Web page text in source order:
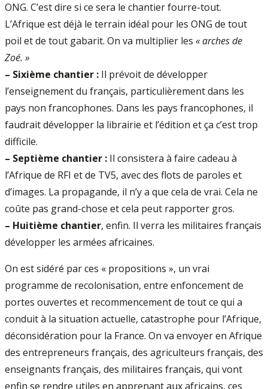
ONG. C’est dire si ce sera le chantier fourre-tout.
L’Afrique est déjà le terrain idéal pour les ONG de tout
poil et de tout gabarit. On va multiplier les « arches de
Zoé. »
– Sixième chantier : Il prévoit de développer
l’enseignement du français, particulièrement dans les
pays non francophones. Dans les pays francophones, il
faudrait développer la librairie et l’édition et ça c’est trop
difficile.
– Septième chantier : Il consistera à faire cadeau à
l’Afrique de RFI et de TV5, avec des flots de paroles et
d’images. La propagande, il n’y a que cela de vrai. Cela ne
coûte pas grand-chose et cela peut rapporter gros.
– Huitième chantier, enfin. Il verra les militaires français
développer les armées africaines.
On est sidéré par ces « propositions », un vrai
programme de recolonisation, entre enfoncement de
portes ouvertes et recommencement de tout ce qui a
conduit à la situation actuelle, catastrophe pour l’Afrique,
déconsidération pour la France. On va envoyer en Afrique
des entrepreneurs français, des agriculteurs français, des
enseignants français, des militaires français, qui vont
enfin se rendre utiles en apprenant aux africains, ces